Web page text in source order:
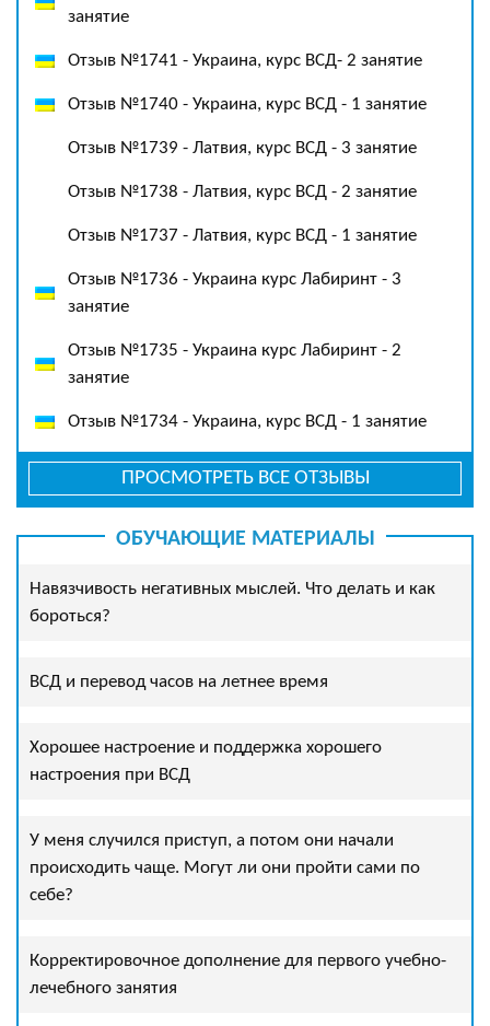
занятие
Отзыв №1741 - Украина, курс ВСД- 2 занятие
Отзыв №1740 - Украина, курс ВСД - 1 занятие
Отзыв №1739 - Латвия, курс ВСД - 3 занятие
Отзыв №1738 - Латвия, курс ВСД - 2 занятие
Отзыв №1737 - Латвия, курс ВСД - 1 занятие
Отзыв №1736 - Украина курс Лабиринт - 3
занятие
Отзыв №1735 - Украина курс Лабиринт - 2
занятие
Отзыв №1734 - Украина, курс ВСД - 1 занятие
ПРОСМОТРЕТЬ ВСЕ ОТЗЫВЫ
ОБУЧАЮЩИЕ МАТЕРИАЛЫ
Навязчивость негативных мыслей. Что делать и как
бороться?
ВСД и перевод часов на летнее время
Хорошее настроение и поддержка хорошего
настроения при ВСД
У меня случился приступ, а потом они начали
происходить чаще. Могут ли они пройти сами по
себе?
Корректировочное дополнение для первого учебно-
лечебного занятия